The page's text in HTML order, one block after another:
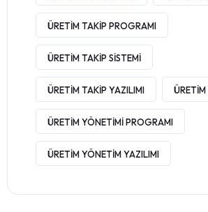
ÜRETIM TAKIP PROGRAMI
ÜRETIM TAKIP SISTEMI
ÜRETIM TAKIP YAZILIMI
ÜRETIM YÖNETIMI PROGRAMI
ÜRETIM YÖNETIM YAZILIMI